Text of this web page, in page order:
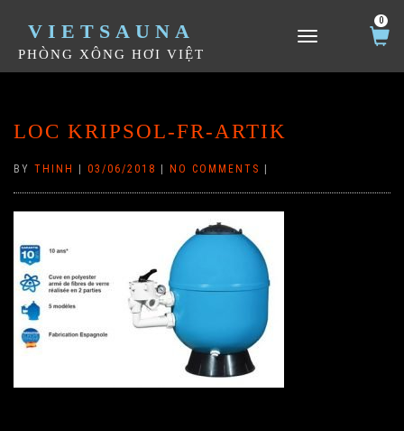
VIETSAUNA
PHÒNG XÔNG HƠI VIỆT
TOGGLE NAVIGATION
0
LOC KRIPSOL-FR-ARTIK
BY THINH 03/06/2018 NO COMMENTS